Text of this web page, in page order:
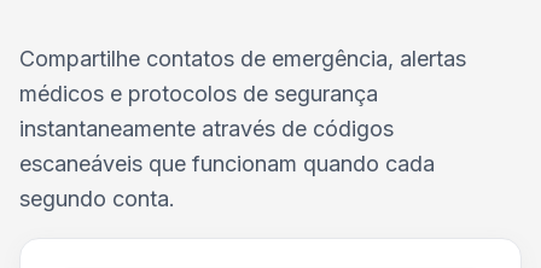
Compartilhe contatos de emergência, alertas
médicos e protocolos de segurança
instantaneamente através de códigos
escaneáveis que funcionam quando cada
segundo conta.